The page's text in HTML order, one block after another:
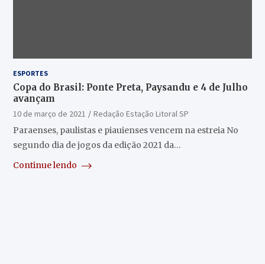
ESPORTES
Copa do Brasil: Ponte Preta, Paysandu e 4 de Julho
avançam
10 de março de 2021
Redação Estação Litoral SP
Paraenses, paulistas e piauienses vencem na estreia No
segundo dia de jogos da edição 2021 da…
Continue lendo